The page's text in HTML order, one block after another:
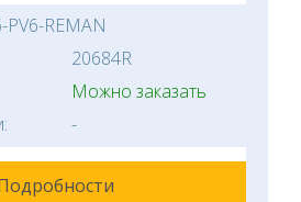
PV6-REMAN
20684R
Можно заказать
-